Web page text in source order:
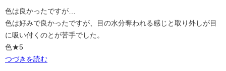
色は良かったですが…
色は好みで良かったですが、目の水分奪われる感じと取り外しが目
に吸い付くのとが苦手でした。
色★5
つづきを読む